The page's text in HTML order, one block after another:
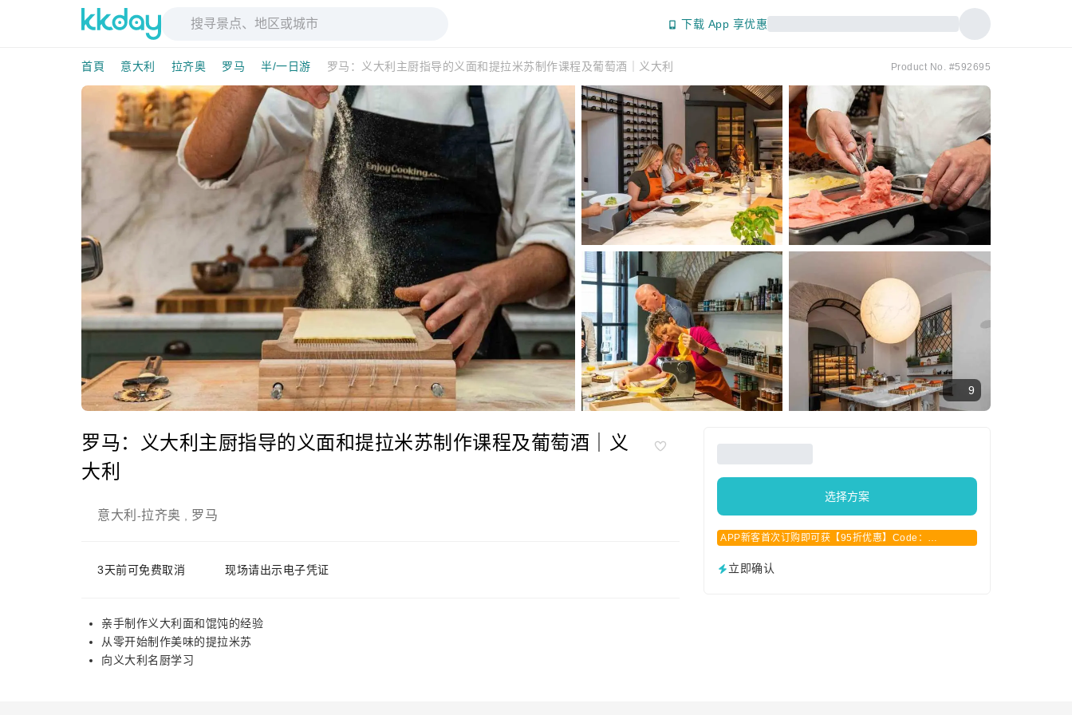
下载 App 享优惠
首頁 意大利 拉齐奥 罗马 半/一日游 罗马：义大利主厨指导的义面和提拉米苏制作课程及葡萄酒｜义大利 Product No. #592695
9
罗马：义大利主厨指导的义面和提拉米苏制作课程及葡萄酒｜义
大利
意大利 -拉齐奥 罗马
3天前可免费取消 现场请出示电子凭证
亲手制作义大利面和馄饨的经验
从零开始制作美味的提拉米苏
向义大利名厨学习
选择方案
APP新客首次订购即可获【95折优惠】Code：
立即确认